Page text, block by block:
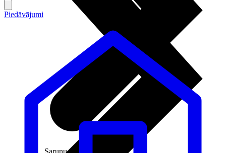
Sarunu pieslēgumi
Piedāvājumi